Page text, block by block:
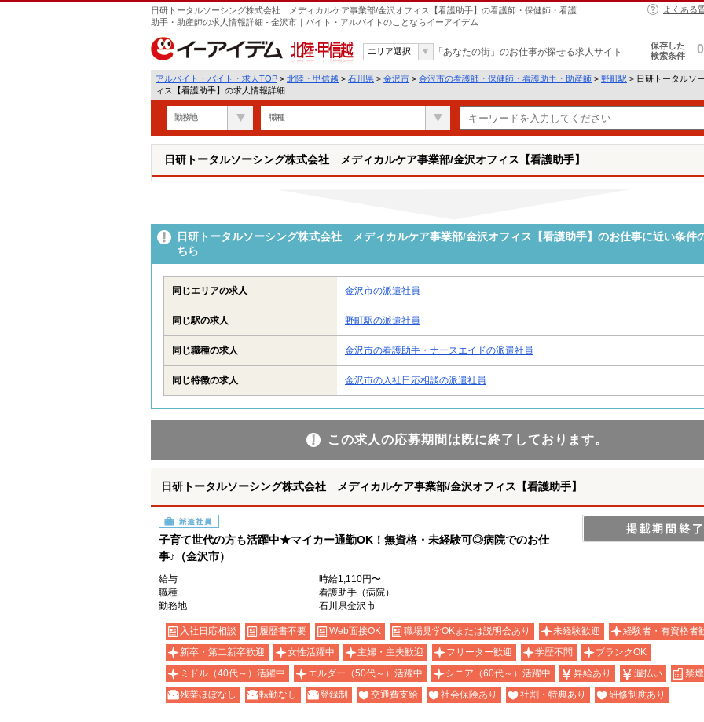
日研トータルソーシング株式会社 メディカルケア事業部/金沢オフィス【看護助手】の看護師・保健師・看護
助手・助産師の求人情報詳細 - 金沢市｜バイト・アルバイトのことならイーアイデム
よくある
北陸・甲信越
エリア選択 「あなたの街」のお仕事が探せる求人サイト
保存した
検索条件
0
アルバイト・バイト・求人TOP > 北陸・甲信越 > 石川県 > 金沢市 > 金沢市の看護師・保健師・看護助手・助産師 > 野町駅 > 日研トータルソ
ィス【看護助手】の求人情報詳細
勤務地 職種
日研トータルソーシング株式会社 メディカルケア事業部/金沢オフィス【看護助手】
日研トータルソーシング株式会社 メディカルケア事業部/金沢オフィス【看護助手】のお仕事に近い条件
ちら
同じエリアの求人 金沢市の派遣社員
同じ駅の求人 野町駅の派遣社員
同じ職種の求人 金沢市の看護助手・ナースエイドの派遣社員
同じ特徴の求人 金沢市の入社日応相談の派遣社員
この求人の応募期間は既に終了しております。
日研トータルソーシング株式会社 メディカルケア事業部/金沢オフィス【看護助手】
派遣社員
子育て世代の方も活躍中★マイカー通勤OK！無資格・未経験可◎病院でのお仕
事♪（金沢市）
給与
時給1,110円〜
職種
看護助手（病院）
勤務地
石川県金沢市
入社日応相談 履歴書不要 Web面接OK 職場見学OKまたは説明会あり 未経験歓迎
経験者・有資格者
新卒・第二新卒歓迎
女性活躍中 主婦・主夫歓迎 フリーター歓迎 学歴不問
ブランクOK
ミドル（40代～）活躍中
エルダー（50代～）活躍中 シニア（60代～）活躍中 昇給あり 週払い
禁
残業ほぼなし
転勤なし 登録制 交通費支給 社会保険あり 社割・特典あり 研修制度あり